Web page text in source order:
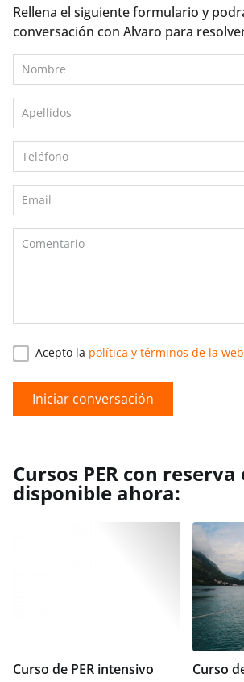
Rellena el siguiente formulario y
conversación con Alvaro para
Acepto la política y términos de la web
Iniciar conversación
Cursos PER con
disponible ahora:
Curso de PER intensivo
Curso